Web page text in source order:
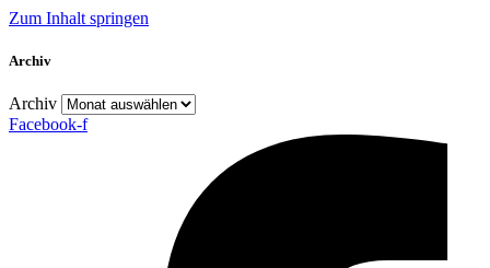
Zum Inhalt springen
Archiv
Archiv
Facebook-f